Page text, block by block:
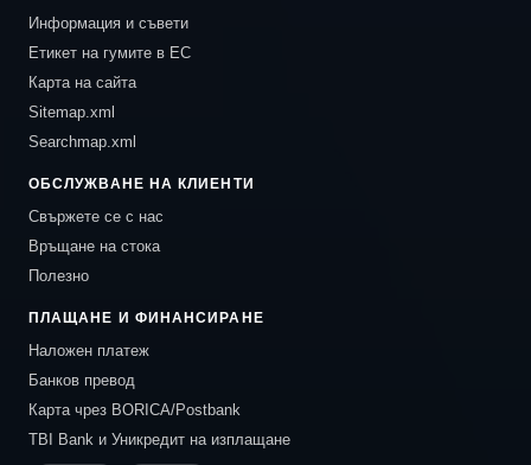
Информация и съвети
Етикет на гумите в ЕС
Карта на сайта
Sitemap.xml
Searchmap.xml
ОБСЛУЖВАНЕ НА КЛИЕНТИ
Свържете се с нас
Връщане на стока
Полезно
ПЛАЩАНЕ И ФИНАНСИРАНЕ
Наложен платеж
Банков превод
Карта чрез BORICA/Postbank
TBI Bank и Уникредит на изплащане